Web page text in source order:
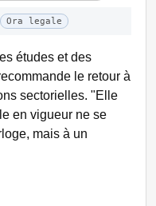
Ora legale
études et des
le retour à
sectorielles. "Elle
en vigueur ne se
mais à un